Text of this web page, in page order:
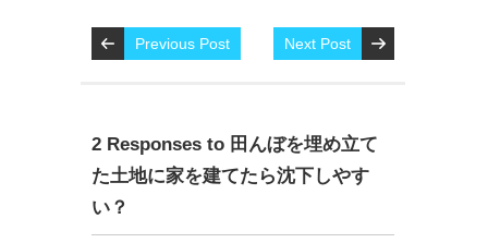
Previous Post Next Post
2 Responses to 田んぼを埋め立て
た土地に家を建てたら沈下しやす
い？